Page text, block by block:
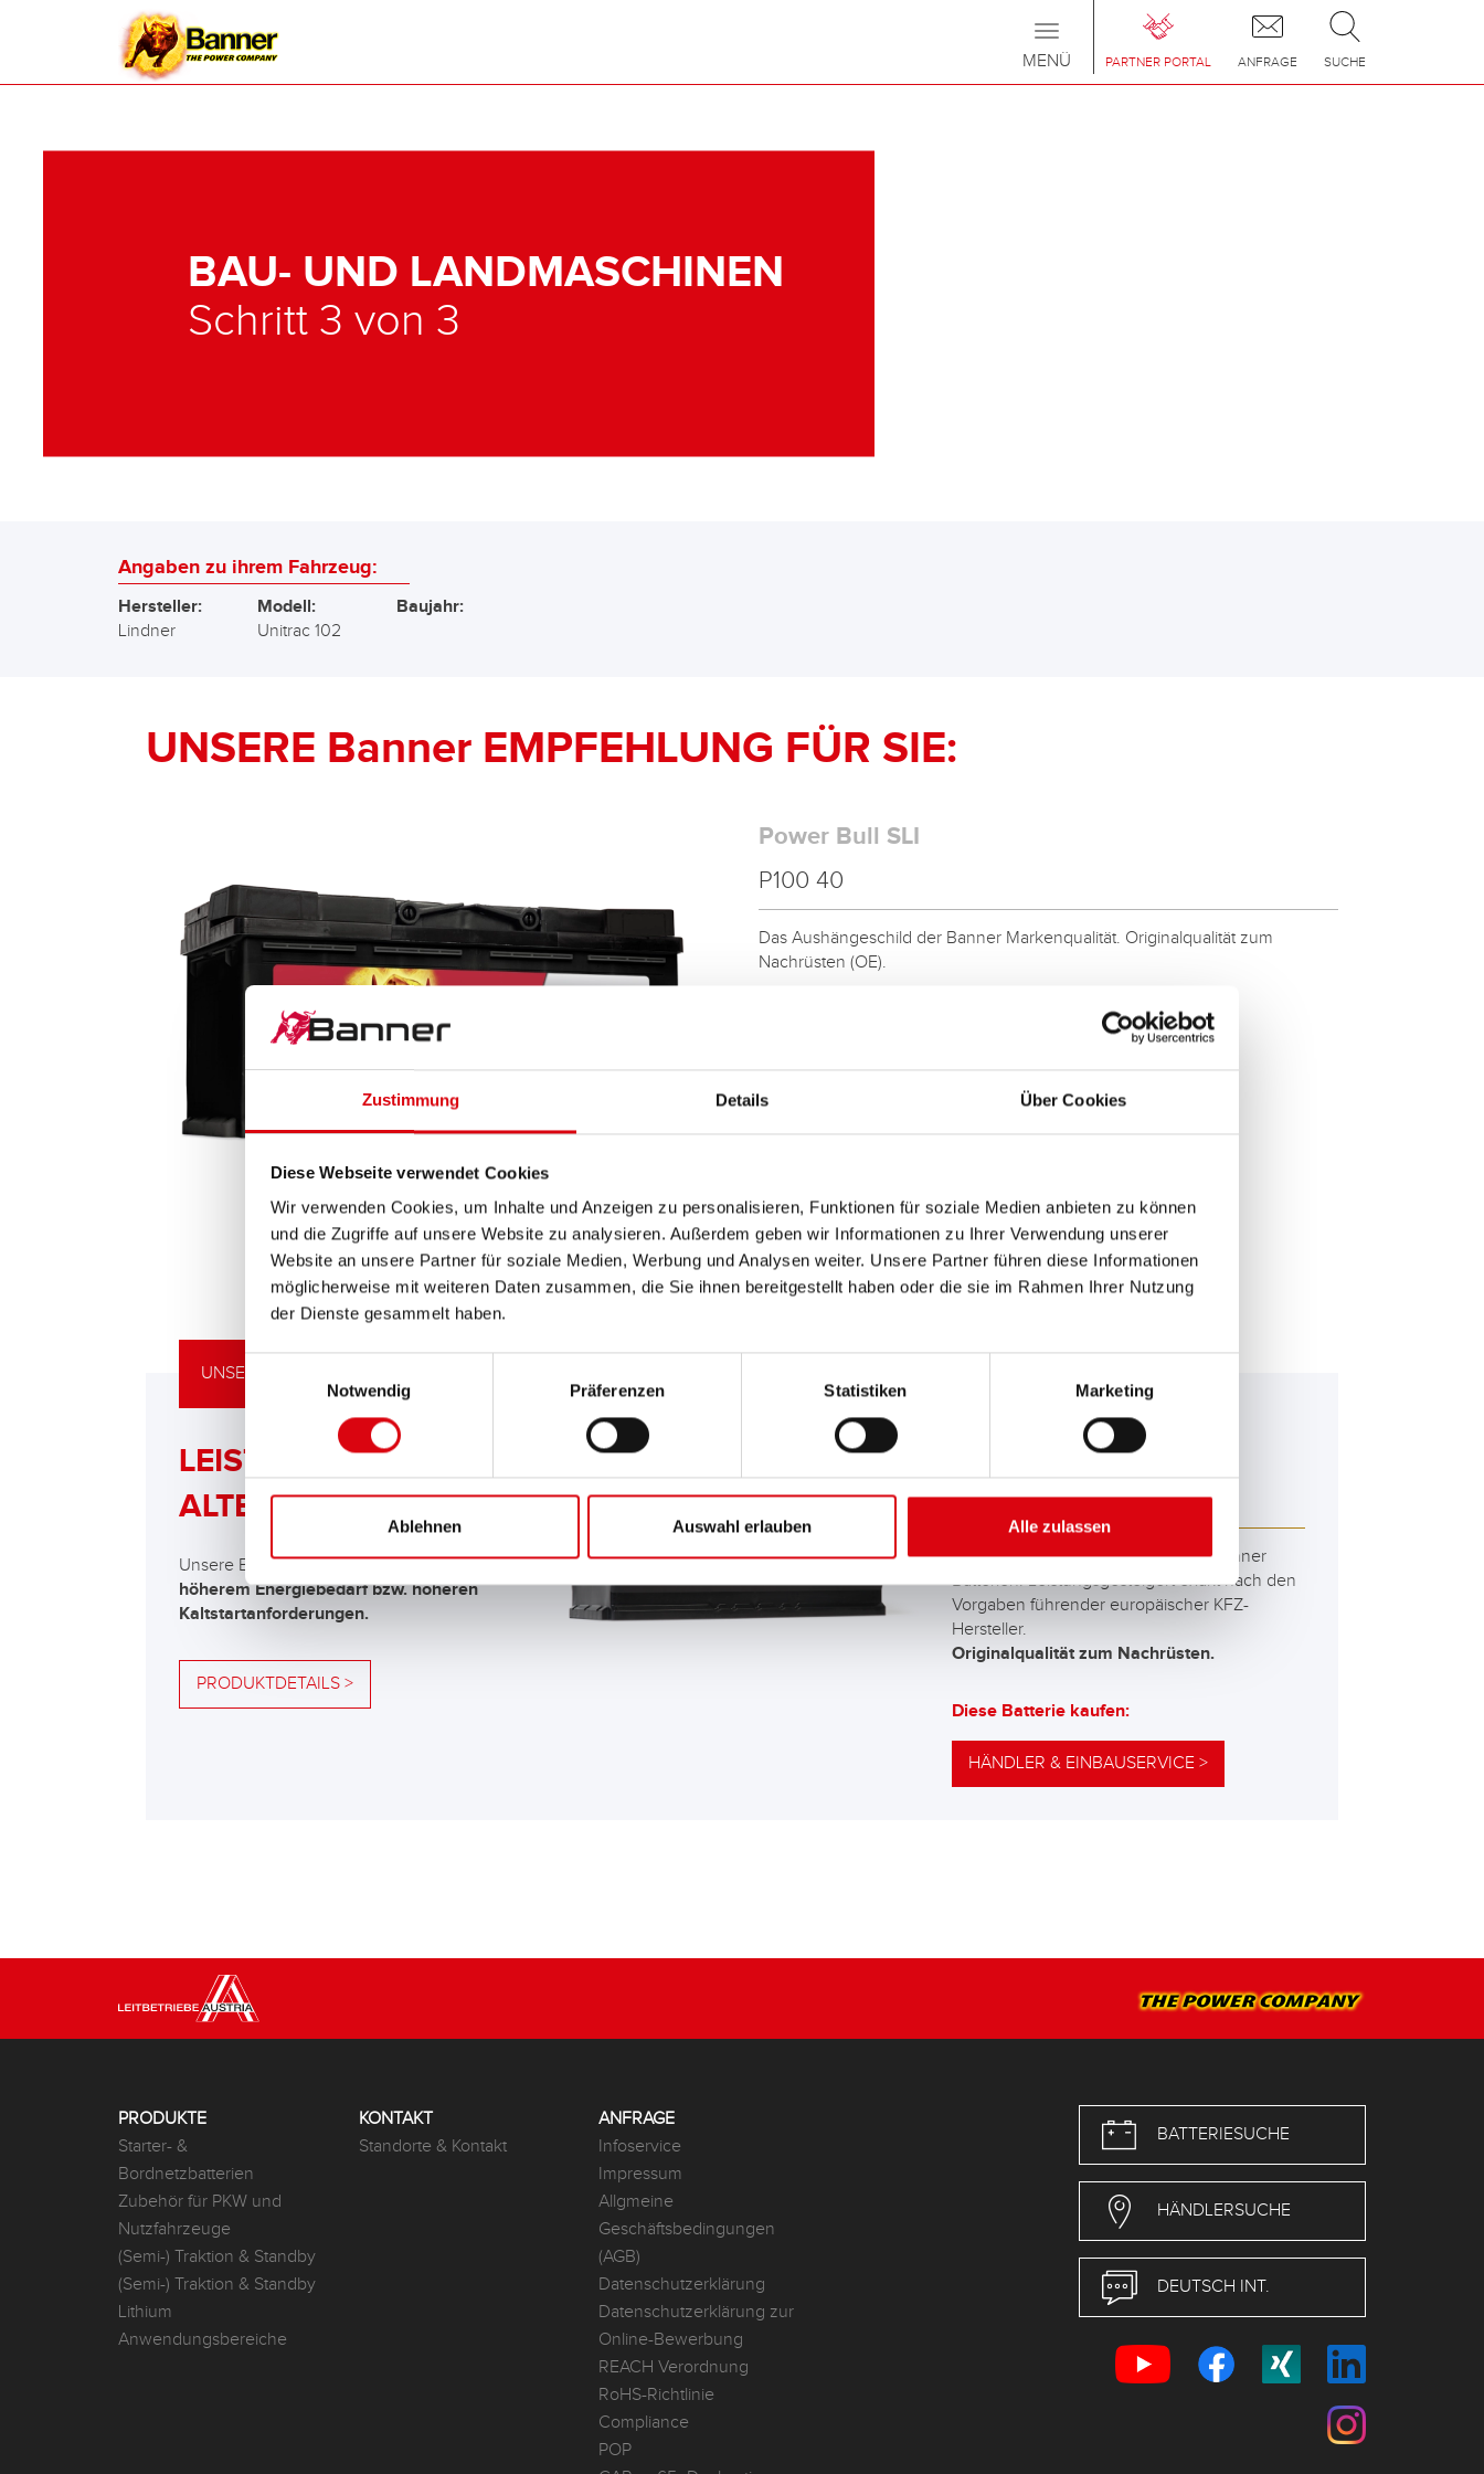
Zustimmung Details Über Cookies
Diese Webseite verwendet Cookies
Wir verwenden Cookies, um Inhalte und Anzeigen zu personalisieren, Funktionen für soziale Medien anbieten zu können
und die Zugriffe auf unsere Website zu analysieren. Außerdem geben wir Informationen zu Ihrer Verwendung unserer
Website an unsere Partner für soziale Medien, Werbung und Analysen weiter. Unsere Partner führen diese Informationen
möglicherweise mit weiteren Daten zusammen, die Sie ihnen bereitgestellt haben oder die sie im Rahmen Ihrer Nutzung
der Dienste gesammelt haben.
Notwendig
Präferenzen Statistiken Marketing
Ablehnen Auswahl erlauben Alle zulassen
PARTNER PORTAL ANFRAGE SUCHE
Toggle
navigation
MENÜ
BAU- UND LANDMASCHINEN
Schritt 3 von 3
Angaben zu ihrem Fahrzeug:
Hersteller:
Lindner
Modell:
Unitrac 102
Baujahr:
UNSERE Banner EMPFEHLUNG FÜR SIE:
Power Bull SLI
P100 40
Das Aushängeschild der Banner Markenqualität. Originalqualität zum
Nachrüsten (OE).
Diese Batterie kaufen:
LEISTUNGSSTARKE
ALTERNATIVE
Unsere Empfehlung für Fahrzeuge mit
höherem Energiebedarf bzw. höheren
Kaltstartanforderungen.
PRODUKTDETAILS >
Running Bull AGM
AGM 595 01
Die besten und leistungsfähigsten Banner
Batterien. Leistungsgesteigert exakt nach den
Vorgaben führender europäischer KFZ-
Hersteller.
Originalqualität zum Nachrüsten.
Diese Batterie kaufen:
HÄNDLER & EINBAUSERVICE >
UNSERE UPGRADING EMPFEHLUNG
PRODUKTE
Starter- &
Bordnetzbatterien
Zubehör für PKW und
Nutzfahrzeuge
(Semi-) Traktion & Standby
(Semi-) Traktion & Standby
Lithium
Anwendungsbereiche
KONTAKT
Standorte & Kontakt
ANFRAGE
Infoservice
Impressum
Allgmeine
Geschäftsbedingungen
(AGB)
Datenschutzerklärung
Datenschutzerklärung zur
Online-Bewerbung
REACH Verordnung
RoHS-Richtlinie
Compliance
POP
BATTERIESUCHE
HÄNDLERSUCHE
DEUTSCH INT.